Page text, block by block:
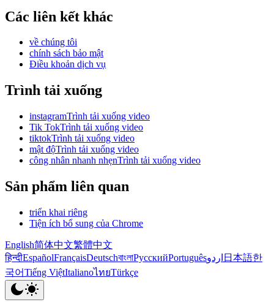
Các liên kết khác
về chúng tôi
chính sách bảo mật
Điều khoản dịch vụ
Trình tải xuống
instagramTrình tải xuống video
Tik TokTrình tải xuống video
tiktokTrình tải xuống video
mật độTrình tải xuống video
công nhân nhanh nhẹnTrình tải xuống video
Sản phẩm liên quan
triển khai riêng
Tiện ích bổ sung của Chrome
English简体中文繁體中文
हिन्दीEspañolFrançaisDeutschবাংলাРусскийPortuguêsاردو 日本語한
국어Tiếng ViệtItalianoไทยTürkçe